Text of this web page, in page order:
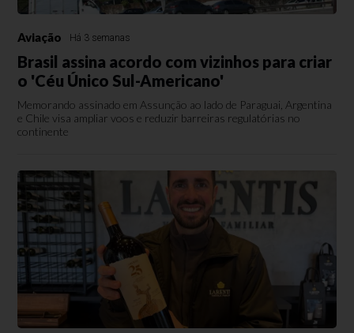
Aviação Há 3 semanas
Brasil assina acordo com vizinhos para criar
o 'Céu Único Sul-Americano'
Memorando assinado em Assunção ao lado de Paraguai, Argentina
e Chile visa ampliar voos e reduzir barreiras regulatórias no
continente